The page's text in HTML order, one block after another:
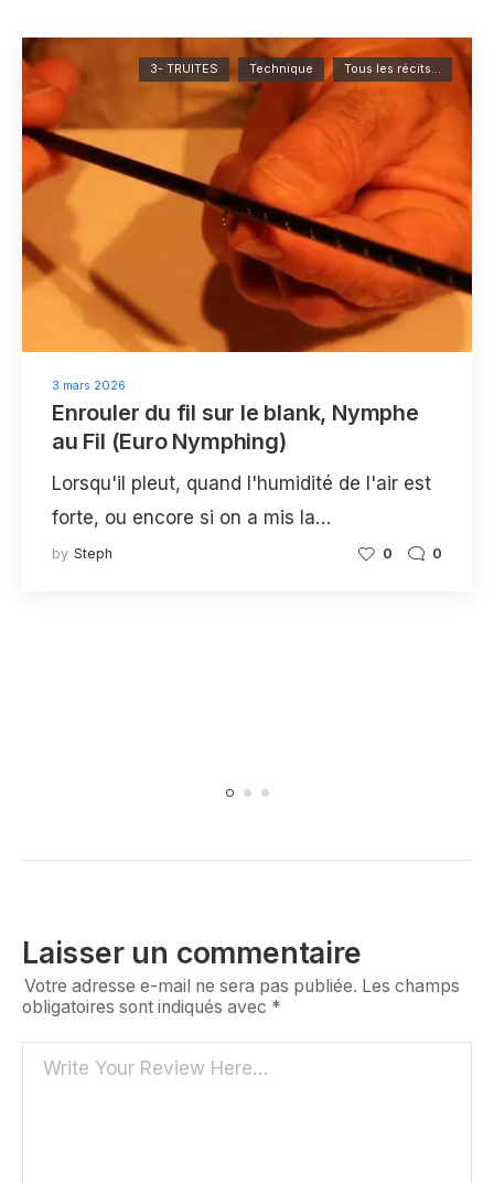
3 mars 2026
3- TRUITES Technique Tous les récits...
Enrouler du fil sur le blank, Nymphe
au Fil (Euro Nymphing)
Lorsqu'il pleut, quand l'humidité de l'air est
forte, ou encore si on a mis la…
by Steph 0 0
Laisser un commentaire
Votre adresse e-mail ne sera pas publiée. Les champs
obligatoires sont indiqués avec *